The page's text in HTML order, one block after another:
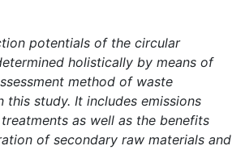
potentials of the circular
holistically by means of
method of waste
this study. It includes emissions
as well as the benefits
of secondary raw materials and